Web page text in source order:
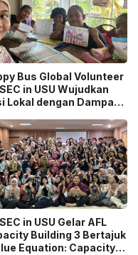
Bus Global Volunteer
in USU Wujudkan
Lokal dengan Dampak
in USU Gelar AFL
Building 3 Bertajuk
Equation: Capacity